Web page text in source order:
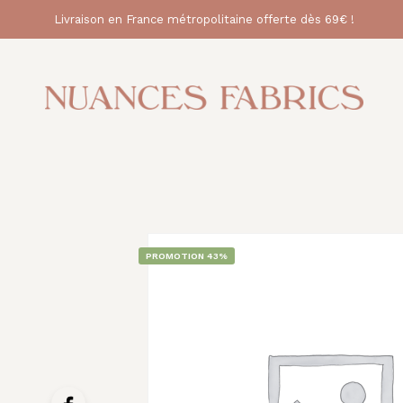
Livraison en France métropolitaine offerte dès 69€ !
PROMOTION 43%